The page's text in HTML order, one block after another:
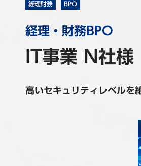
経理財務 BPO
経理・財務BPO
IT事業 N社様
高いセキュリティレベルを